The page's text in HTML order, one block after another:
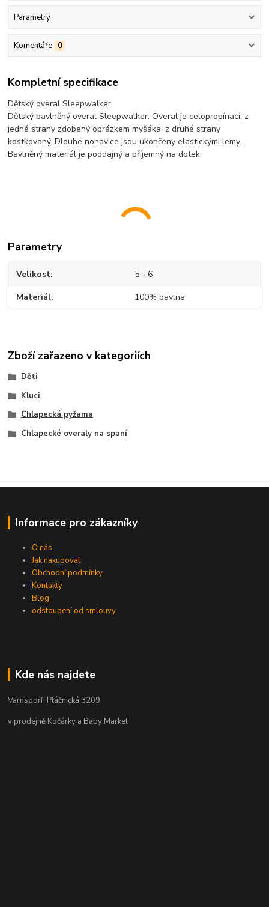
Parametry
Komentáře 0
Kompletní specifikace
Dětský overal Sleepwalker.
Dětský bavlněný overal Sleepwalker. Overal je celopropínací, z
jedné strany zdobený obrázkem myšáka, z druhé strany
kostkovaný. Dlouhé nohavice jsou ukončeny elastickými lemy.
Bavlněný materiál je poddajný a příjemný na dotek.
Parametry
Velikost 5 - 6
Materiál 100% bavlna
Zboží zařazeno v kategoriích
Děti
Kluci
Chlapecká pyžama
Chlapecké overaly na spaní
Informace pro zákazníky
O nás
Jak nakupovat
Obchodní podmínky
Kontakty
Blog
odstoupení od smlouvy
Kde nás najdete
Varnsdorf, Ptáčnická 3209
v prodejně Kočárky a Baby Market